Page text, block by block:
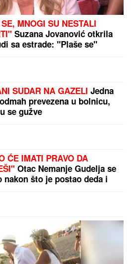
NAKON ŠTO JE BRŽE-
SU MU MOJI IZLASCI"
Ana Radulović progovorila
od pevača Mirčeta